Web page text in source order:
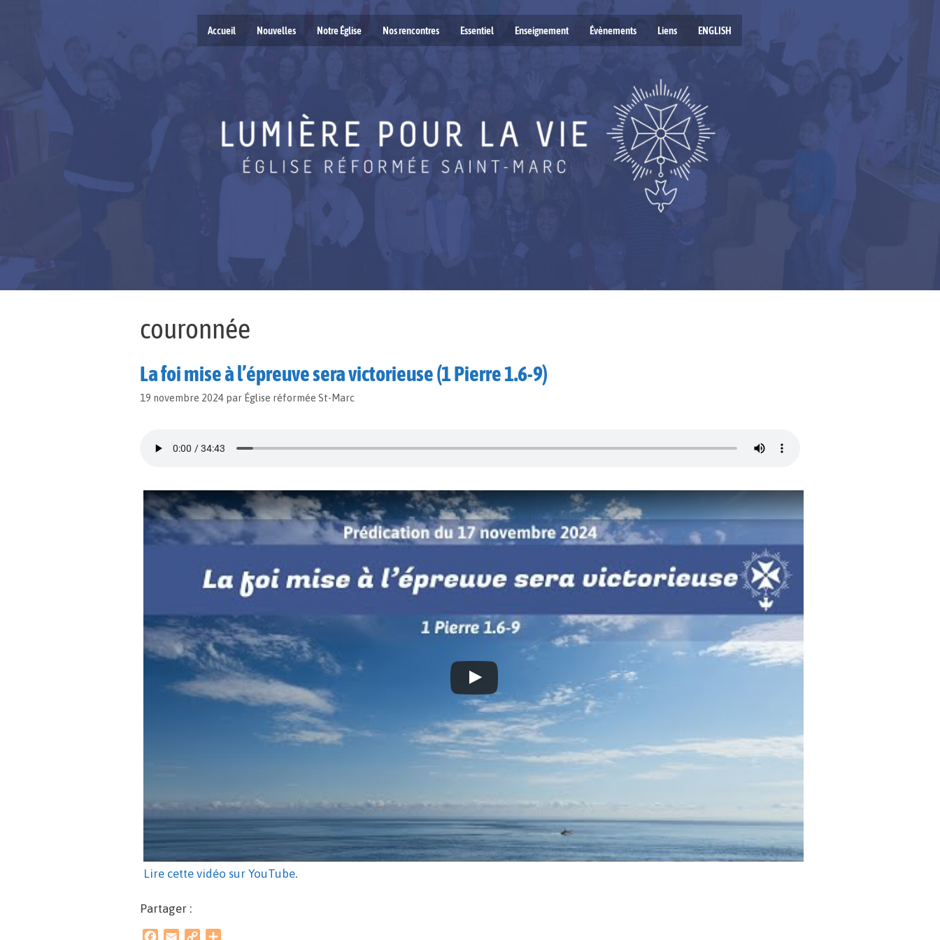
Accueil Nouvelles Notre Église Nos rencontres Essentiel Enseignement Évènements Liens ENGLISH
couronnée
La foi mise à l’épreuve sera victorieuse (1 Pierre 1.6-9)
19 novembre 2024 par Église réformée St-Marc
Lire cette vidéo sur YouTube.
Partager :